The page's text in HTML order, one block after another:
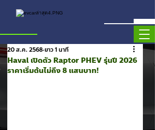
Haval เปิดตัว Raptor PHEV รุ่นปี 2026
ราคาเริ่มต้นไม่ถึง 8 แสนบาท!
20 ส.ค. 2568 ยาว 1 นาที